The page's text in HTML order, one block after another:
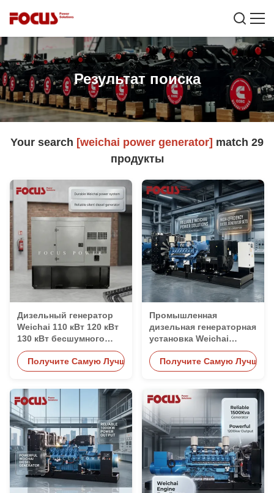
Результат поиска
Your search [weichai power generator] match 29
продукты
Дизельный генератор
Weichai 110 кВт 120 кВт
130 кВт бесшумного
типа с системой
водяного охлаждения
Получите Самую Лучшую Цену
Промышленная
дизельная генераторная
установка Weichai
мощностью от 100 кВт
до 1500 кВт, бесшумного
типа
Получите Самую Лучшую